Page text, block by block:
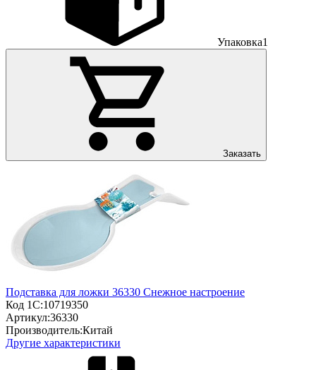
Упаковка1
Заказать
Подставка для ложки 36330 Снежное настроение
Код 1С:10719350
Артикул:36330
Производитель:Китай
Другие характеристики